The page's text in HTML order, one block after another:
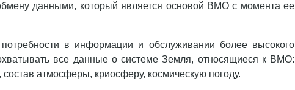
данными, который является основой ВМО с момента ее
в информации и обслуживании более высокого
все данные о системе Земля, относящиеся к ВМО:
состав атмосферы, криосферу, космическую погоду.